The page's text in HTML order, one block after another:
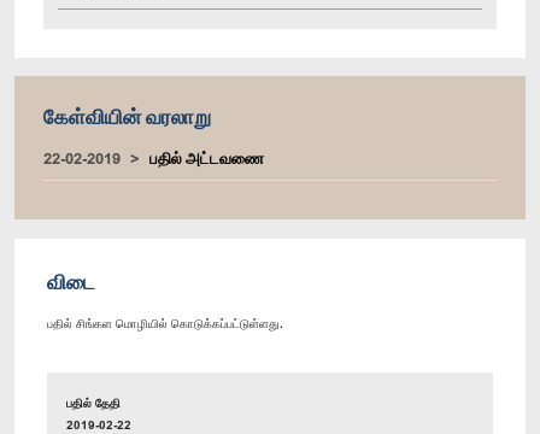
கேள்வியின் வரலாறு
22-02-2019 பதில் அட்டவணை
விடை
பதில் சிங்கள மொழியில் கொடுக்கப்பட்டுள்ளது.
பதில் தேதி
2019-02-22